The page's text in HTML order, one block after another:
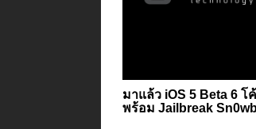
มาแล้ว iOS 5 Beta 6 โ
พร้อม Jailbreak